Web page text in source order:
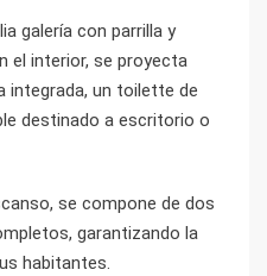
galería con parrilla y
el interior, se proyecta
integrada, un toilette de
destinado a escritorio o
se compone de dos
garantizando la
habitantes.